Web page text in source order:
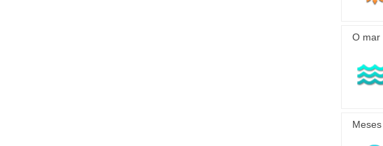
O mar
Meses